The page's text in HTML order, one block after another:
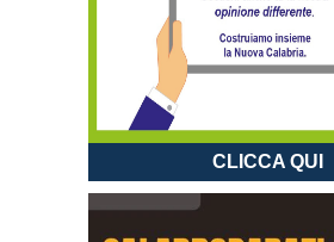
CLICCA QUI